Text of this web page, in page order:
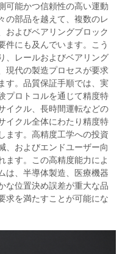
可能かつ信頼性の高い運動
の部品を越えて、複数のレ
およびベアリングブロック
件にも及んでいます。こう
、レールおよびベアリング
現代の製造プロセスが要求
す。品質保証手順では、実
プロトコルを通じて精度特
イクル、長時間運転などの
イクル全体にわたり精度特
ます。高精度工学への投資
、およびエンドユーザー向
ます。この高精度能力によ
は、半導体製造、医療機器
な位置決め誤差が重大な品
求を満たすことが可能にな